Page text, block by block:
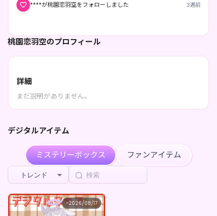
桃園恋羽空のプロフィール
詳細
まだ説明がありません。
デジタルアイテム
ミステリーボックス ファンアイテム
トレンド
~2026/08/17
桃園恋羽空
桃園恋羽空 ×Vガスト開店！
****が桃園恋羽空をフォローしました 3週前